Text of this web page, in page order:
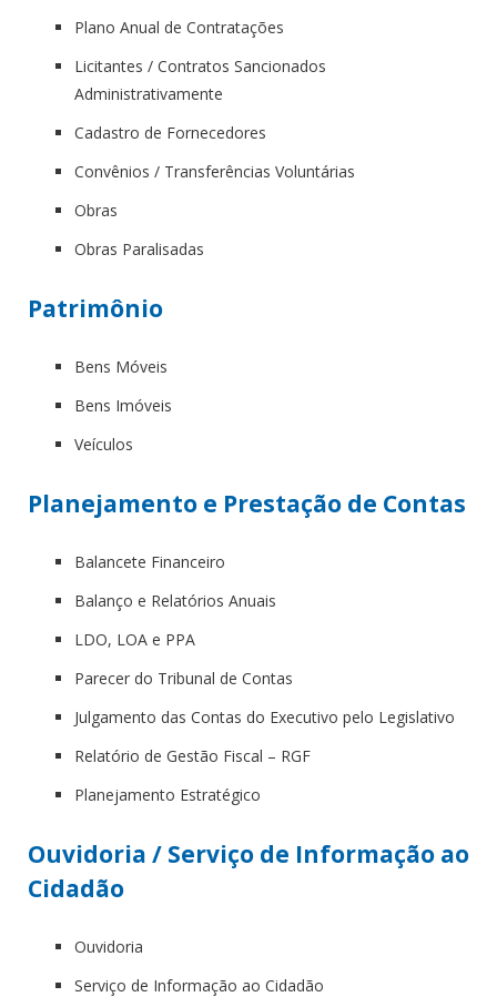
Plano Anual de Contratações
Licitantes / Contratos Sancionados
Administrativamente
Cadastro de Fornecedores
Convênios / Transferências Voluntárias
Obras
Obras Paralisadas
Patrimônio
Bens Móveis
Bens Imóveis
Veículos
Planejamento e Prestação de Contas
Balancete Financeiro
Balanço e Relatórios Anuais
LDO, LOA e PPA
Parecer do Tribunal de Contas
Julgamento das Contas do Executivo pelo Legislativo
Relatório de Gestão Fiscal – RGF
Planejamento Estratégico
Ouvidoria / Serviço de Informação ao
Cidadão
Ouvidoria
Serviço de Informação ao Cidadão